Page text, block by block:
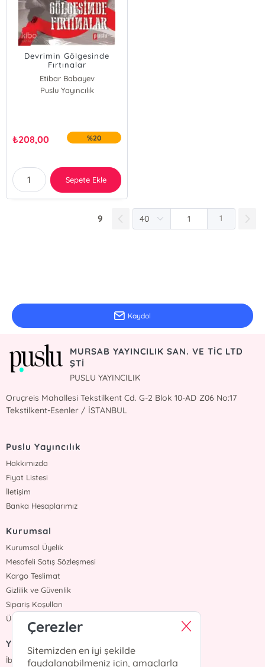
Devrimin Gölgesinde
Fırtınalar
Etibar Babayev
Puslu Yayıncılık
₺208,00 %20
Sepete Ekle
9 1
Kaydol
MURSAB YAYINCILIK SAN. VE TİC LTD
ŞTİ
PUSLU YAYINCILIK
Oruçreis Mahallesi Tekstilkent Cd. G-2 Blok 10-AD Z06 No:17
Tekstilkent-Esenler / İSTANBUL
Puslu Yayıncılık
Hakkımızda
Fiyat Listesi
İletişim
Banka Hesaplarımız
Kurumsal
Kurumsal Üyelik
Mesafeli Satış Sözleşmesi
Kargo Teslimat
Gizlilik ve Güvenlik
Sipariş Koşulları
Üyelik Sözleşmesi
Yazarlar
İbrahim Balcı
Çerezler
Sitemizden en iyi şekilde
faydalanabilmeniz için, amaçlarla